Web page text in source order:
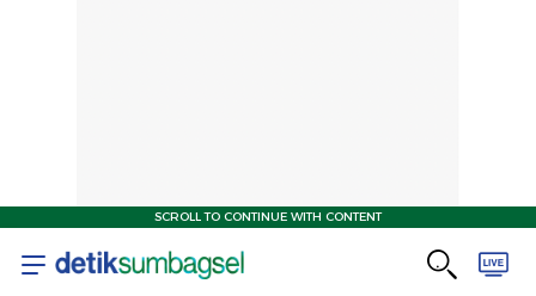
SCROLL TO CONTINUE WITH CONTENT